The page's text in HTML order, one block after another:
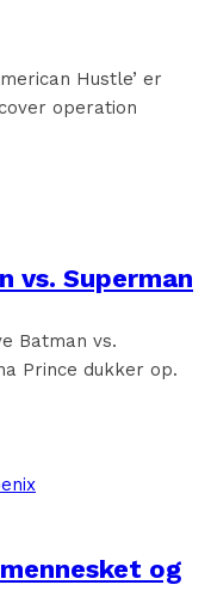
Hustle’ er
operation
vs. Superman
Batman vs.
Prince dukker op.
og